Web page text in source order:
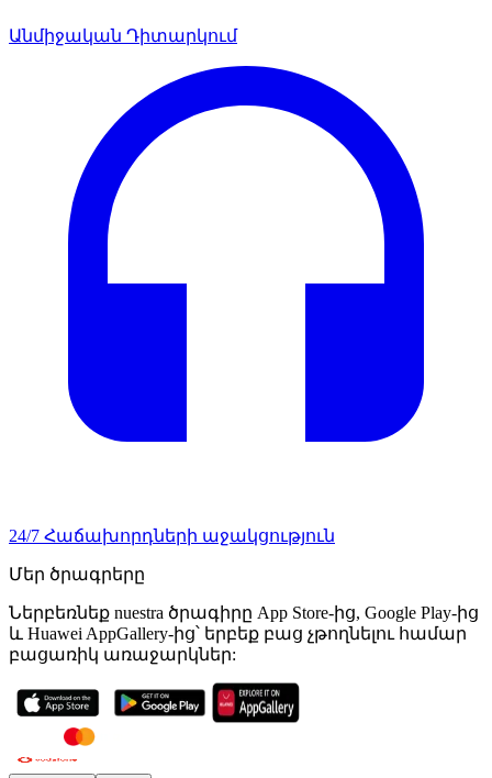
Անմիջական Դիտարկում
24/7 Հաճախորդների աջակցություն
Մեր ծրագրերը
Ներբեռնեք nuestra ծրագիրը App Store-ից, Google Play-ից
և Huawei AppGallery-ից՝ երբեք բաց չթողնելու համար
բացառիկ առաջարկներ: